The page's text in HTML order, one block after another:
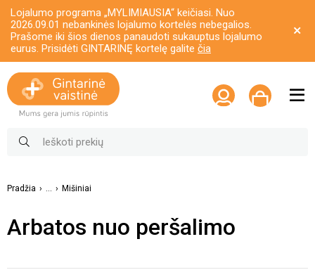
Lojalumo programa „MYLIMIAUSIA“ keičiasi. Nuo
2026.09.01 nebankinės lojalumo kortelės nebegalios.
Prašome iki šios dienos panaudoti sukauptus lojalumo
eurus. Prisidėti GINTARINĘ kortelę galite čia
Pradžia ... Mišiniai
Arbatos nuo peršalimo